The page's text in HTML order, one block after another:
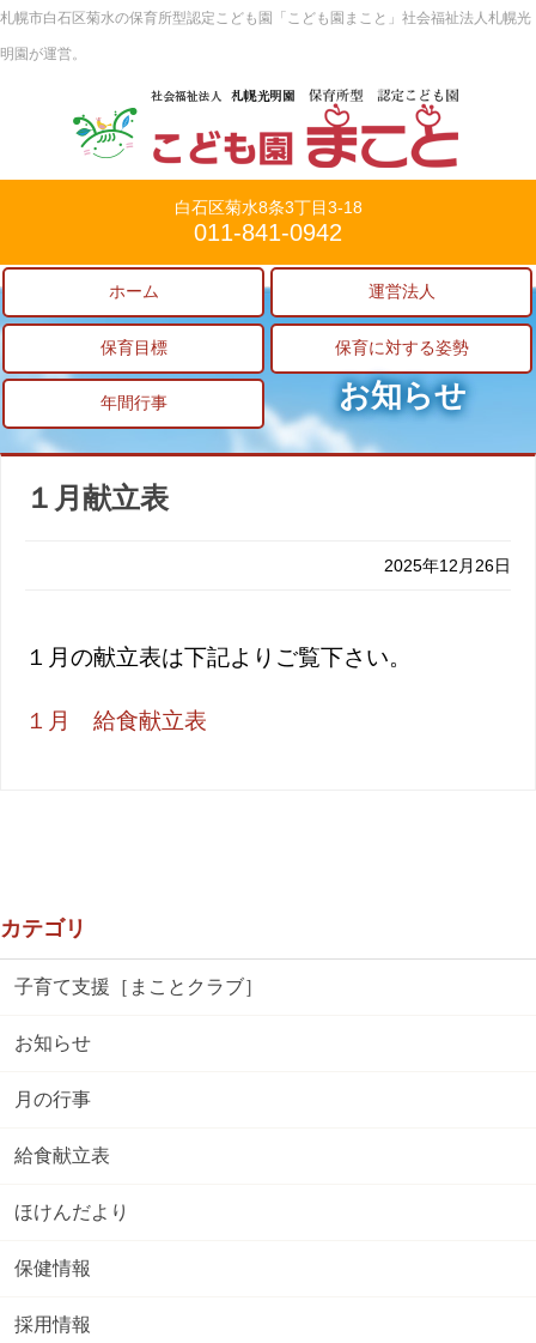
札幌市白石区菊水の保育所型認定こども園「こども園まこと」社会福祉法人札幌光
明園が運営。
白石区菊水8条3丁目3-18
011-841-0942
ホーム 運営法人
保育目標 保育に対する姿勢
年間行事 お知らせ
１月献立表
2025年12月26日
１月の献立表は下記よりご覧下さい。
１月 給食献立表
カテゴリ
子育て支援［まことクラブ］
お知らせ
月の行事
給食献立表
ほけんだより
保健情報
採用情報